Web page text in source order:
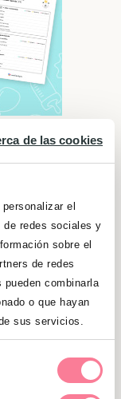
de las cookies
el
redes sociales y
sobre el
de redes
combinarla
o que hayan
sus servicios.
gusta la
de
como
lado, dan
y familia y
que estén
ser ellos